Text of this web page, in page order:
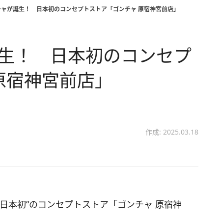
ャが誕生！ 日本初のコンセプトストア「ゴンチャ 原宿神宮前店」
！ 日本初のコンセプ
神宮前店」
作成: 2025.03.18
本初”のコンセプトストア「ゴンチャ 原宿神